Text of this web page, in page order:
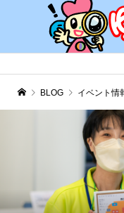
BLOG イベント情